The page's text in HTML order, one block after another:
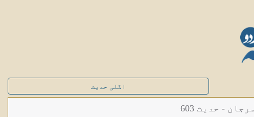
اگلی حدیث
- حدیث 603